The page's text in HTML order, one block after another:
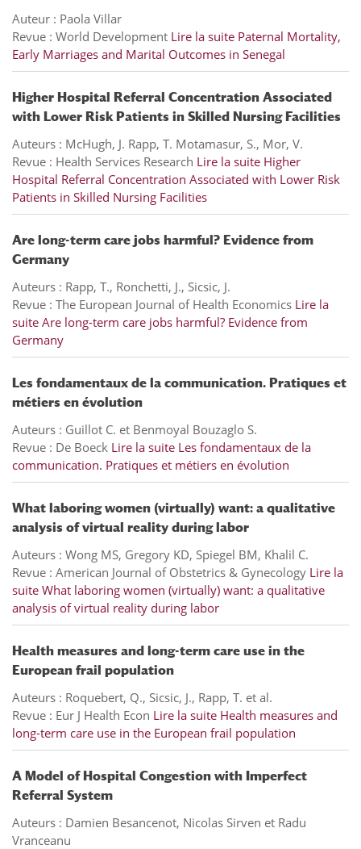
Auteur : Paola Villar
Revue : World Development Lire la suite Paternal Mortality,
Early Marriages and Marital Outcomes in Senegal
Higher Hospital Referral Concentration Associated
with Lower Risk Patients in Skilled Nursing Facilities
Auteurs : McHugh, J. Rapp, T. Motamasur, S., Mor, V.
Revue : Health Services Research Lire la suite Higher
Hospital Referral Concentration Associated with Lower Risk
Patients in Skilled Nursing Facilities
Are long-term care jobs harmful? Evidence from
Germany
Auteurs : Rapp, T., Ronchetti, J., Sicsic, J.
Revue : The European Journal of Health Economics Lire la
suite Are long-term care jobs harmful? Evidence from
Germany
Les fondamentaux de la communication. Pratiques et
métiers en évolution
Auteurs : Guillot C. et Benmoyal Bouzaglo S.
Revue : De Boeck Lire la suite Les fondamentaux de la
communication. Pratiques et métiers en évolution
What laboring women (virtually) want: a qualitative
analysis of virtual reality during labor
Auteurs : Wong MS, Gregory KD, Spiegel BM, Khalil C.
Revue : American Journal of Obstetrics & Gynecology Lire la
suite What laboring women (virtually) want: a qualitative
analysis of virtual reality during labor
Health measures and long-term care use in the
European frail population
Auteurs : Roquebert, Q., Sicsic, J., Rapp, T. et al.
Revue : Eur J Health Econ Lire la suite Health measures and
long-term care use in the European frail population
A Model of Hospital Congestion with Imperfect
Referral System
Auteurs : Damien Besancenot, Nicolas Sirven et Radu
Vranceanu